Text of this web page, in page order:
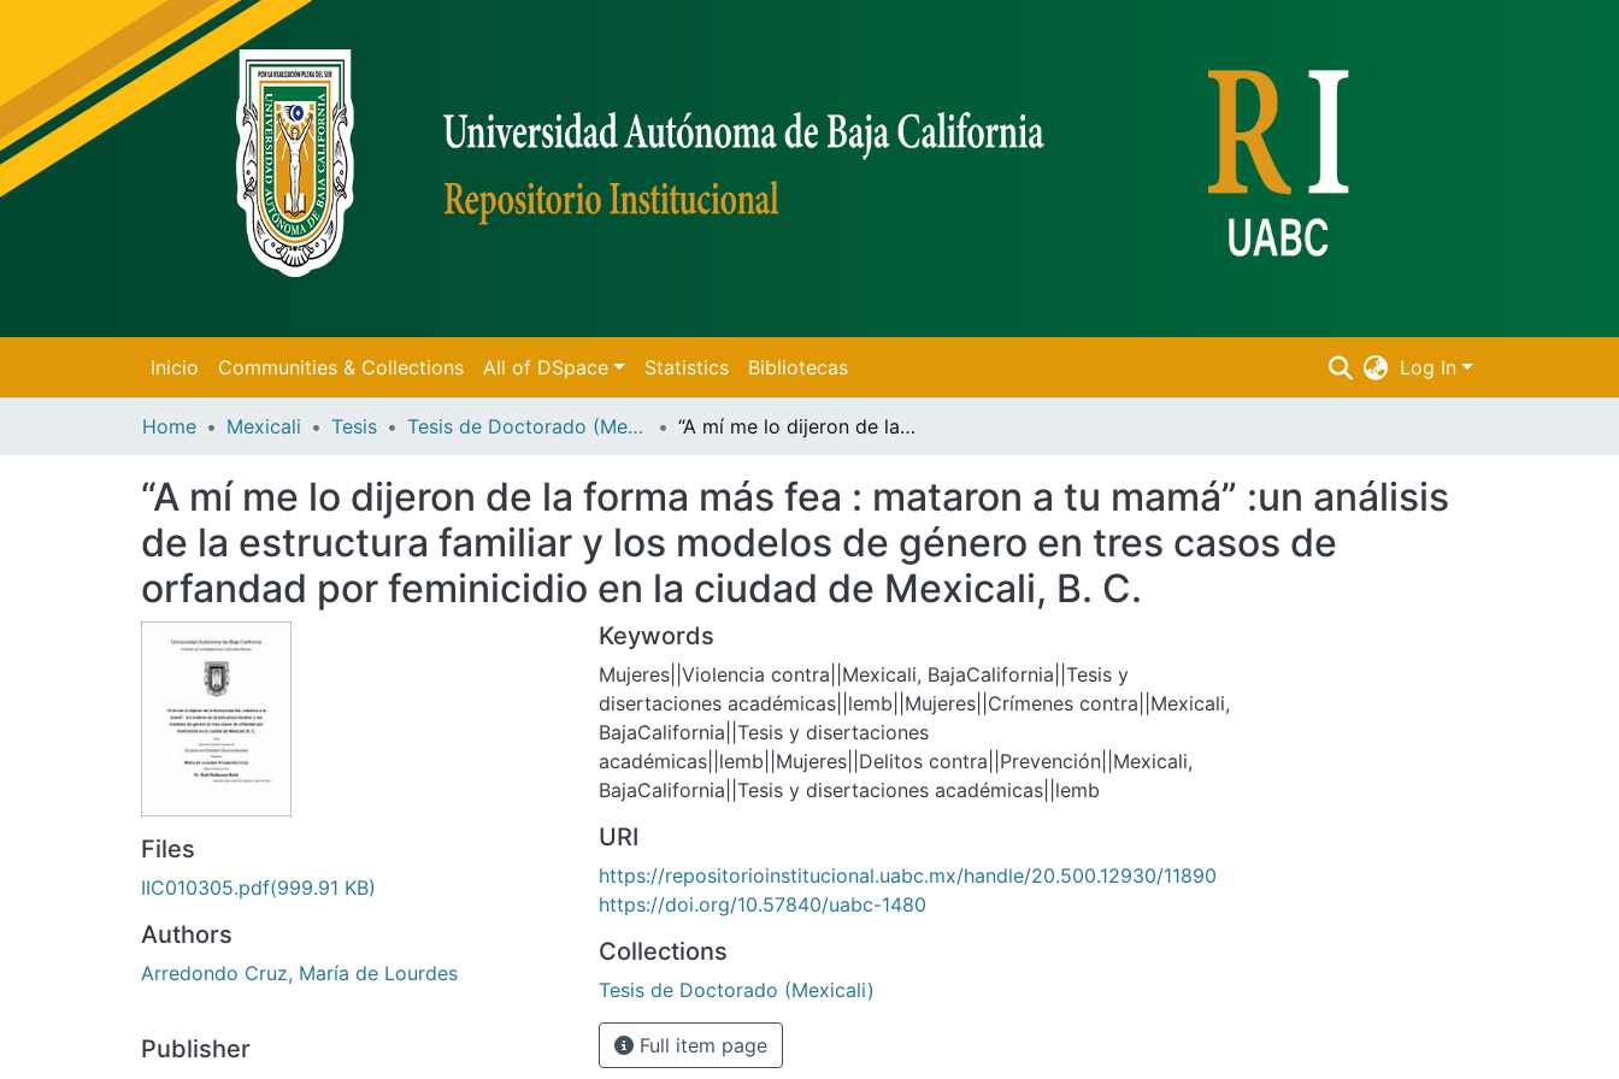
Inicio Communities & Collections All of DSpace Statistics Bibliotecas Log In
Home Mexicali Tesis Tesis de Doctorado (Mexicali) “A mí me lo dijeron de la forma más fea : mataron a tu mamá” :un análisis de la estructura familiar y los modelos de género en tres casos de orfandad por feminicidio en la ciudad de Mexicali, B. C.
“A mí me lo dijeron de la forma más fea : mataron a tu mamá” :un análisis
de la estructura familiar y los modelos de género en tres casos de
orfandad por feminicidio en la ciudad de Mexicali, B. C.
Files
IIC010305.pdf(999.91 KB)
Authors
Arredondo Cruz, María de Lourdes
Publisher
Keywords
Mujeres||Violencia contra||Mexicali, BajaCalifornia||Tesis y
disertaciones académicas||lemb||Mujeres||Crímenes contra||Mexicali,
BajaCalifornia||Tesis y disertaciones
académicas||lemb||Mujeres||Delitos contra||Prevención||Mexicali,
BajaCalifornia||Tesis y disertaciones académicas||lemb
URI
https://repositorioinstitucional.uabc.mx/handle/20.500.12930/11890
https://doi.org/10.57840/uabc-1480
Collections
Tesis de Doctorado (Mexicali)
Full item page